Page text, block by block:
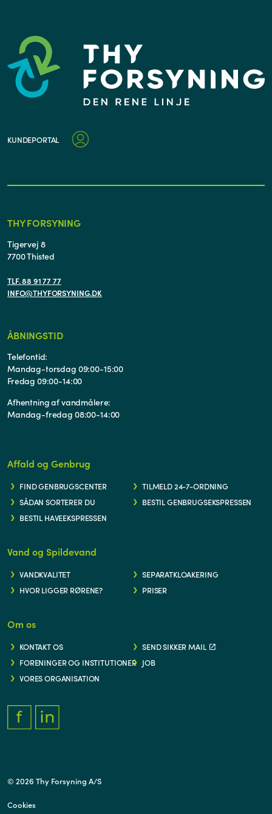
KUNDEPORTAL
THY FORSYNING
Tigervej 8
7700 Thisted
TLF. 88 91 77 77
INFO@THYFORSYNING.DK
ÅBNINGSTID
Telefontid:
Mandag-torsdag 09:00-15:00
Fredag 09:00-14:00
Afhentning af vandmålere:
Mandag-fredag 08:00-14:00
Affald og Genbrug
FIND GENBRUGSCENTER
TILMELD 24-7-ORDNING
SÅDAN SORTERER DU
BESTIL GENBRUGSEKSPRESSEN
BESTIL HAVEEKSPRESSEN
Vand og Spildevand
VANDKVALITET
SEPARATKLOAKERING
HVOR LIGGER RØRENE?
PRISER
Om os
KONTAKT OS
SEND SIKKER MAIL
FORENINGER OG INSTITUTIONER JOB
VORES ORGANISATION
© 2026 Thy Forsyning A/S
Cookies